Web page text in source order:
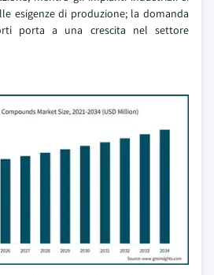
esigenze di produzione; la domanda
porta a una crescita nel settore